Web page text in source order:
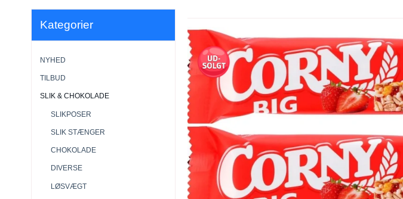
Kategorier
NYHED
TILBUD
SLIK & CHOKOLADE
SLIKPOSER
SLIK STÆNGER
CHOKOLADE
DIVERSE
LØSVÆGT